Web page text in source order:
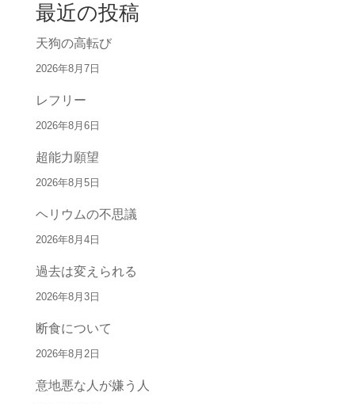
最近の投稿
天狗の高転び
2026年8月7日
レフリー
2026年8月6日
超能力願望
2026年8月5日
ヘリウムの不思議
2026年8月4日
過去は変えられる
2026年8月3日
断食について
2026年8月2日
意地悪な人が嫌う人